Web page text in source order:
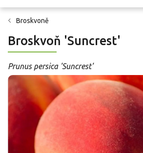
Broskvoně
Broskvoň 'Suncrest'
Prunus persica 'Suncrest'